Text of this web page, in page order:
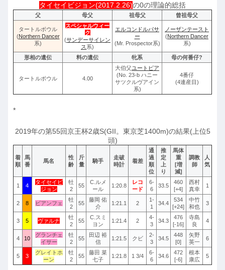
タイセイビジョン(2017.2.26)の0の理論的総括
父 母父 祖母父 曾祖母父
タートルボウル
(Northern Dancer
系)
スペシャルウィー
ク
(サンデーサイレン
ス 系)
エルコンドルパサ
ー
(Mr. Prospector系)
ノーザンテースト
(Northern Dancer
系)
形相の遺伝 料の遺伝 牝系 母の何番仔?
タートルボウル 4.00
大伯父 ユートピア
(No. 23-b ハニー
サツクルヴアイン
系)
4番仔
(4連産目)
*
2019年の第55回京王杯2歳S(GII。東京芝1400m)の結果(上位5
頭)
着
順
馬
番
馬名
性
齢
斤
量
騎手
走破
時計
着差
通
過
順
位
推
定
上
り
馬体
重
[増
減]
調教
師
人
気
1 4
タイセイビ
ジョン
牡
2
55
C.ルメ
ール
1:20.8
レコ
ード
6-
6
33.5
460
[+4]
西村
真幸
1
2 8 ビアンフェ
牡
2
55
藤岡 佑
介
1:21.1 2
1-
1
34.4
534
[+24]
中竹
和也
3
3 5 ヴァルナ
牡
2
55
C.スミ
ヨン
1:21.4 2
4-
3
34.3
476
[-16]
寺島
良
4
4 10
グランチェ
イサー
牡
2
55
田辺 裕
信
1:21.5 クビ
2-
3
34.5
448
[0]
矢野
英一
6
5 3
グレイトホ
ーン
牡
2
55
藤田 菜
七子
1:21.8 1 3/4
6-
6
34.6
472
[-6]
根本
康広
5